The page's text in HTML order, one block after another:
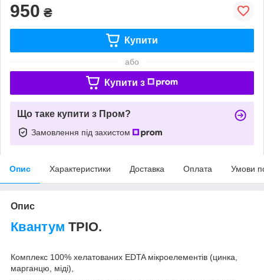
950 ₴
Купити
або
Купити з
Що таке купити з Пром?
Замовлення під захистом
Опис Характеристики Доставка Оплата Умови
Опис
Квантум ТРІО.
Комплекс 100% хелатованих EDTA мікроелементів (цинка,
марганцю, міді),